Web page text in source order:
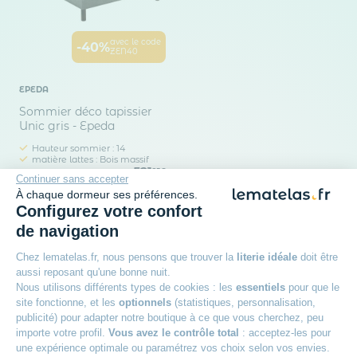
Continuer sans accepter
À chaque dormeur ses préférences.
Configurez votre confort
de navigation
Chez lematelas.fr, nous pensons que trouver la literie idéale doit être
aussi reposant qu'une bonne nuit.
Nous utilisons différents types de cookies : les essentiels pour que le
site fonctionne, et les optionnels (statistiques, personnalisation,
publicité) pour adapter notre boutique à ce que vous cherchez, peu
importe votre profil. Vous avez le contrôle total : acceptez-les pour
une expérience optimale ou paramétrez vos choix selon vos envies.
-40%avec le code
ZEN40
EPEDA
Sommier déco tapissier
Unic gris - Epeda
Hauteur sommier : 14
matière lattes : Bois massif
52125€
Rejoignez le club des dormeurs